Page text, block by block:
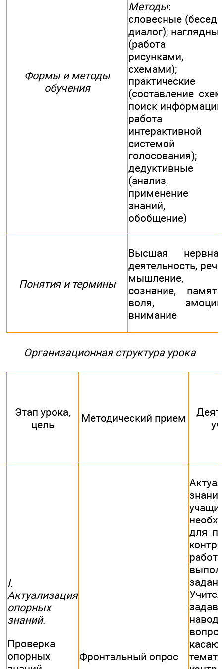
Формы и методы
обучения
Методы:
словесные
диалог);
(работа
рисунками,
схемами);
практические
(составление
поиск
работа
интерактивной
системой
голосования);
дедуктивные
(анализ,
применение
знаний,
обобщение)
Понятия и термины
Высшая
деятельность,
мышление,
сознание,
воля,
внимание
Организационная структура урока
Этап урока,
цель
Методический прием
I.
Актуализация
опорных
знаний.
Проверка
опорных
Фронтальный опрос
для